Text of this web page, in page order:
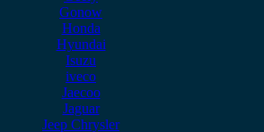
Gonow
Honda
Hyundai
Isuzu
iveco
Jaecoo
Jaguar
Jeep Chrysler